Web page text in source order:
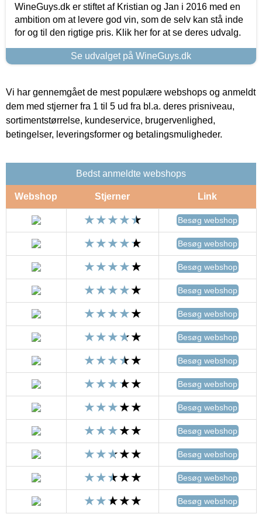
WineGuys.dk er stiftet af Kristian og Jan i 2016 med en
ambition om at levere god vin, som de selv kan stå inde
for og til den rigtige pris. Klik her for at se deres udvalg.
Se udvalget på WineGuys.dk
Vi har gennemgået de mest populære webshops og anmeldt
dem med stjerner fra 1 til 5 ud fra bl.a. deres prisniveau,
sortimentstørrelse, kundeservice, brugervenlighed,
betingelser, leveringsformer og betalingsmuligheder.
Bedst anmeldte webshops
Webshop Stjerner Link
Besøg webshop
Besøg webshop
Besøg webshop
Besøg webshop
Besøg webshop
Besøg webshop
Besøg webshop
Besøg webshop
Besøg webshop
Besøg webshop
Besøg webshop
Besøg webshop
Besøg webshop